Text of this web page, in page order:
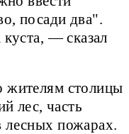
посади два".
― сказал
жителям столицы
лес, часть
лесных пожарах.